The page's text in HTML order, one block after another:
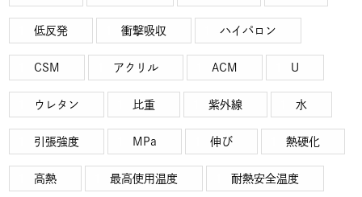
低反発 衝撃吸収 ハイパロン
CSM アクリル ACM U
ウレタン 比重 紫外線 水
引張強度 MPa 伸び 熱硬化
高熱 最高使用温度 耐熱安全温度